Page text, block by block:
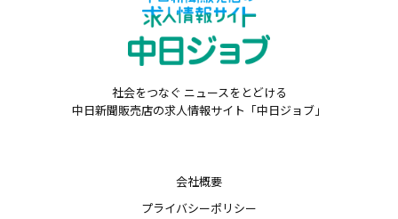
社会をつなぐ ニュースをとどける
中日新聞販売店の求人情報サイト「中日ジョブ」
会社概要
プライバシーポリシー